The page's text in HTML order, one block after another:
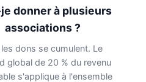
donner à plusieurs
associations ?
les dons se cumulent. Le
global de 20 % du revenu
s'applique à l'ensemble